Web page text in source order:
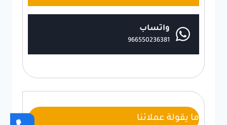
واتساب
966550236381
ما يقولة عملائنا